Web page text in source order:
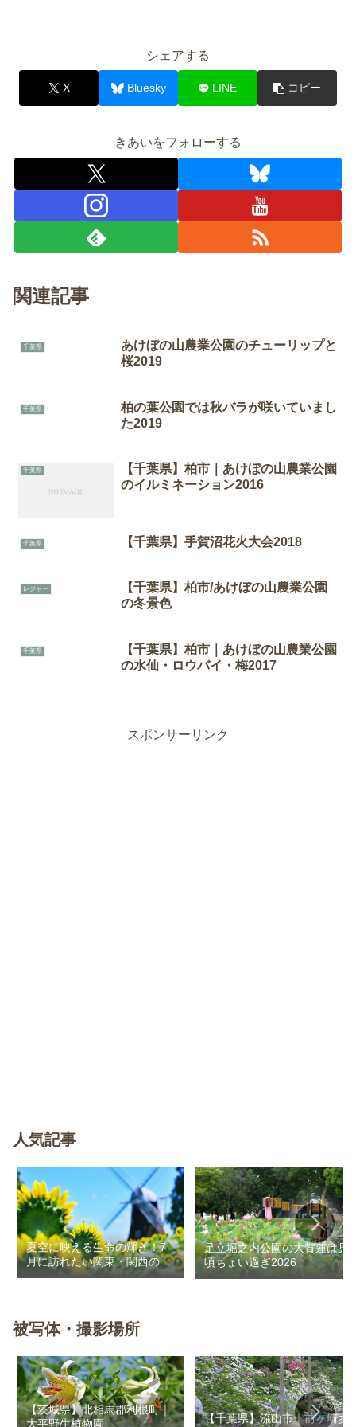
シェアする
X Bluesky LINE コピー
きあいをフォローする
関連記事
千葉県
あけぼの山農業公園のチューリップと
桜2019
千葉県
柏の葉公園では秋バラが咲いていまし
た2019
千葉県
【千葉県】柏市｜あけぼの山農業公園
のイルミネーション2016
千葉県 【千葉県】手賀沼花火大会2018
レジャー
【千葉県】柏市/あけぼの山農業公園
の冬景色
千葉県
【千葉県】柏市｜あけぼの山農業公園
の水仙・ロウバイ・梅2017
スポンサーリンク
人気記事
夏空に映える生命の輝き！7
月に訪れたい関東・関西のお
花畑
足立堀之内公園の大賀蓮は見
頃ちょい過ぎ2026
被写体・撮影場所
【茨城県】北相馬郡利根町｜
大平野生植物園
【千葉県】流山市｜前ヶ崎あ